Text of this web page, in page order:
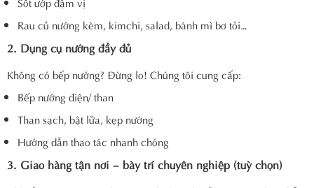
Rau củ nướng kèm, kimchi, salad, bánh mì bơ tỏi…
2. Dụng cụ nướng đầy đủ
Không có bếp nướng? Đừng lo! Chúng tôi cung cấp:
Bếp nướng điện/ than
Than sạch, bật lửa, kẹp nướng
Hướng dẫn thao tác nhanh chóng
3. Giao hàng tận nơi – bày trí chuyên nghiệp (tuỳ chọn)